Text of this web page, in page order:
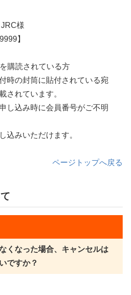
様
】
購読されている方
時の封筒に貼付されている宛
されています。
し込み時に会員番号がご不明
込みいただけます。
ページトップへ戻る
くなった場合、キャンセルは
ですか？